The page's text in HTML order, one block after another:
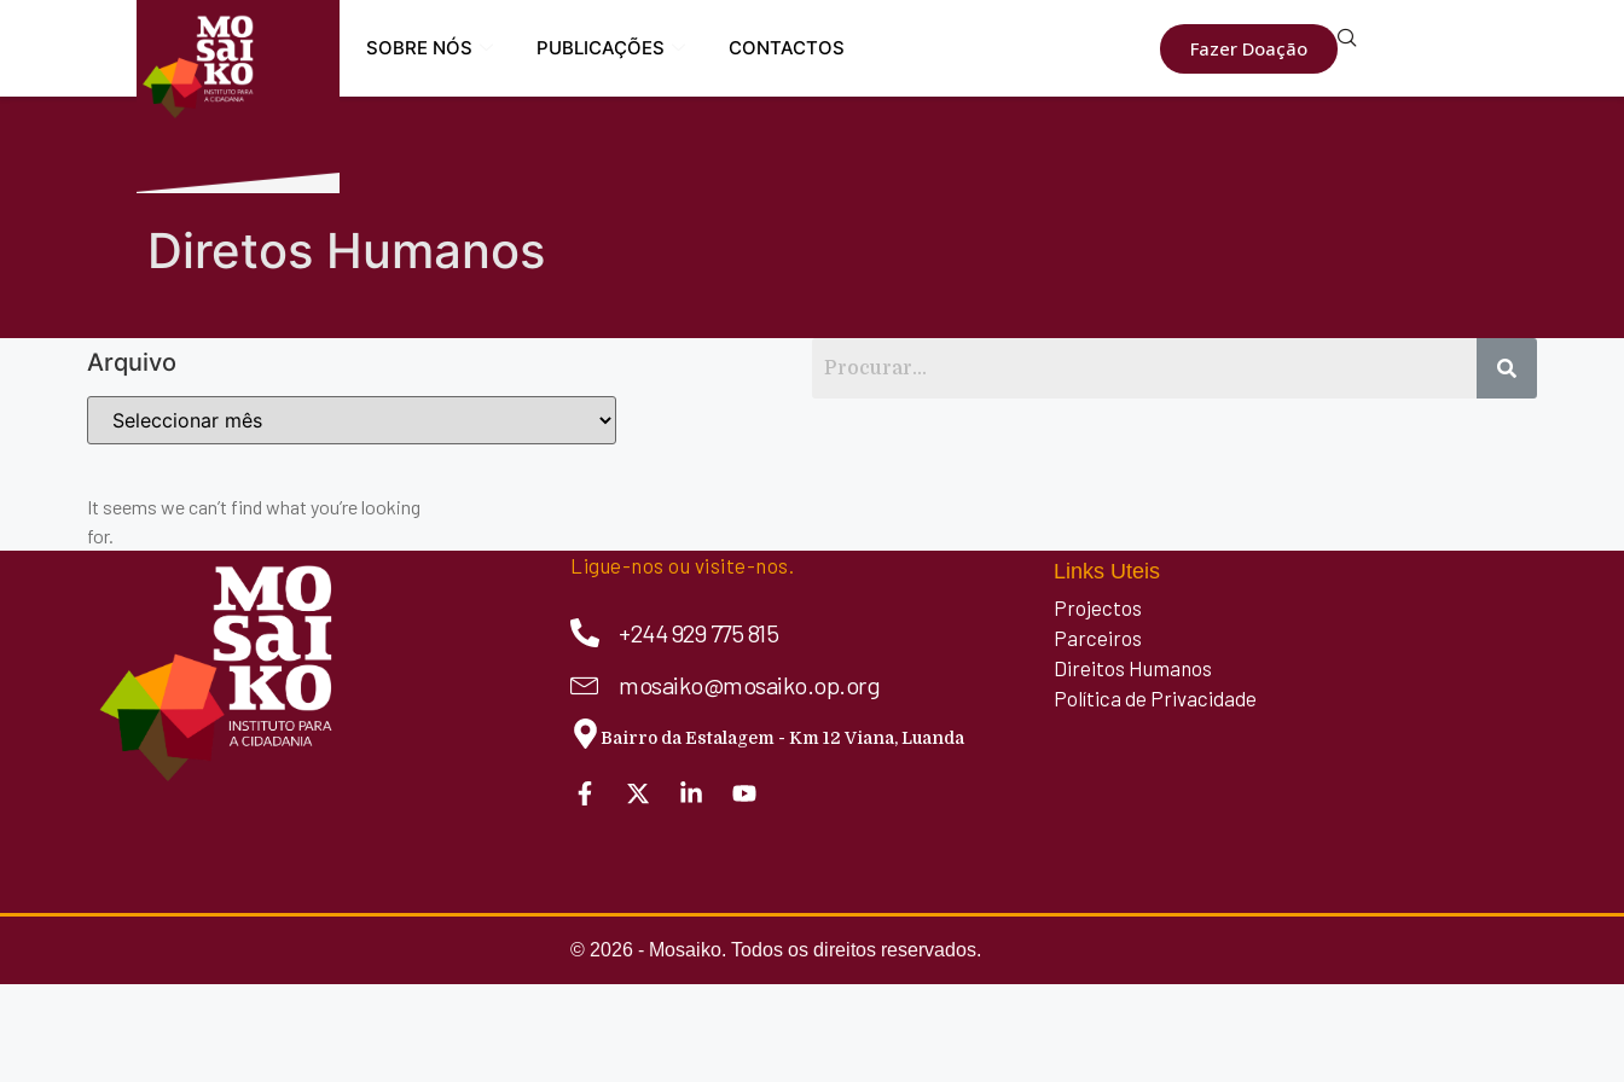
SOBRE NÓS PUBLICAÇÕES CONTACTOS Fazer Doação
Diretos Humanos
Arquivo
It seems we can’t find what you’re looking
for.
Ligue-nos ou visite-nos.
+244 929 775 815
mosaiko@mosaiko.op.org
Bairro da Estalagem - Km 12 Viana, Luanda
Links Uteis
Projectos
Parceiros
Direitos Humanos
Política de Privacidade
© 2026 - Mosaiko. Todos os direitos reservados.